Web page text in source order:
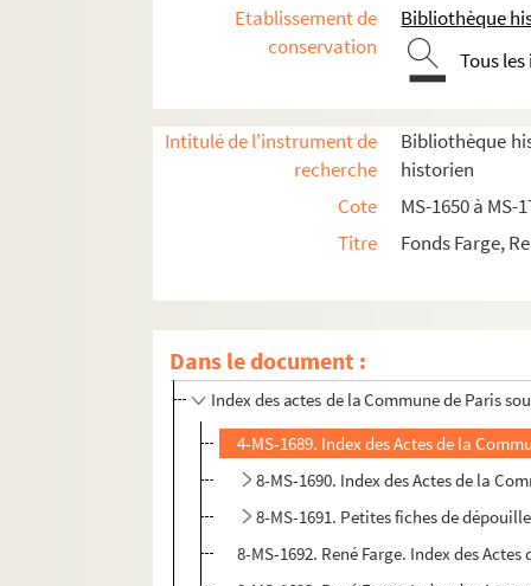
Etablissement de
conservation
Bibliothèque
Tous
Intitulé de l'instrument de
recherche
Bibliothèque
historien
Cote
MS-1650 à MS-
Titre
Fonds Farge,
Dans le document :
La Révolution française
Les déesses de la Révolution
Le Tribunal révolutionnaire
La fête du 10 août 1793
8-MS-1674. Le club des Cordeliers rue
8-MS-1675. Destitution de Bailly de son
8-MS-1676. Election du maire de Paris.
8-MS-1678. Election du Maire de Paris.
4-MS-1679. Commission de la Révolution
Index des actes de la Commune de Paris
4-MS-1689. Index des Actes de la
8-MS-1690. Index des Actes de la
8-MS-1691. Petites fiches de
8-MS-1692. René Farge. Index des